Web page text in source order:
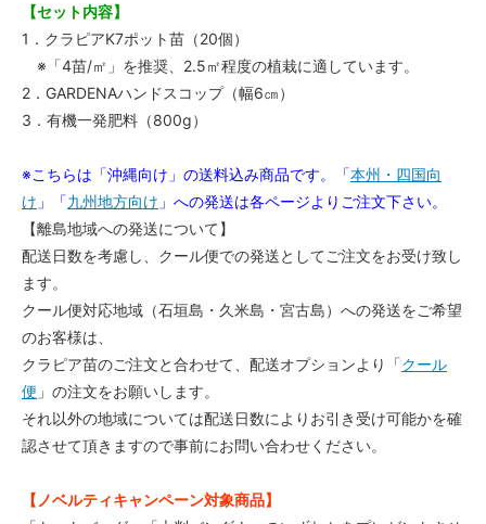
【セット内容】
1．クラピアK7ポット苗（20個）
※「4苗/㎡」を推奨、2.5㎡程度の植栽に適しています。
2．GARDENAハンドスコップ（幅6㎝）
3．有機一発肥料（800g）
※こちらは「沖縄向け」の送料込み商品です。「本州・四国向
け 」「九州地方向け 」への発送は各ページよりご注文下さい。
【離島地域への発送について】
配送日数を考慮し、クール便での発送としてご注文をお受け致し
ます。
クール便対応地域（石垣島・久米島・宮古島）への発送をご希望
のお客様は、
クラピア苗のご注文と合わせて、配送オプションより「クール
便 」の注文をお願いします。
それ以外の地域については配送日数によりお引き受け可能かを確
認させて頂きますので事前にお問い合わせください。
【ノベルティキャンペーン対象商品】